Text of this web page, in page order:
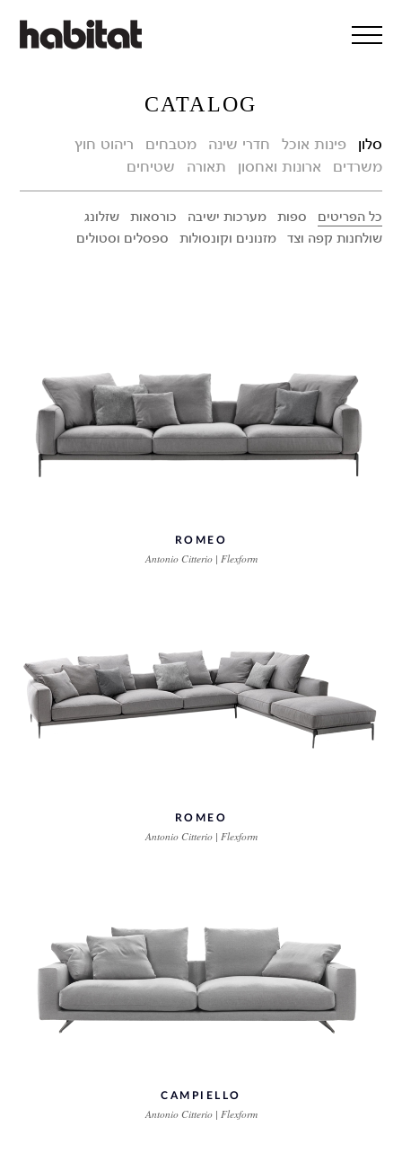
דלג/י לתוכן מרכזי
CATALOG
סלון פינות אוכל חדרי שינה מטבחים
ריהוט חוץ
משרדים
ארונות ואחסון תאורה שטיחים
כל הפריטים ספות מערכות ישיבה כורסאות
שזלונג
שולחנות קפה וצד
מזנונים וקונסולות ספסלים וסטולים
ROMEO
Antonio Citterio | Flexform
ROMEO
Antonio Citterio | Flexform
CAMPIELLO
Antonio Citterio | Flexform